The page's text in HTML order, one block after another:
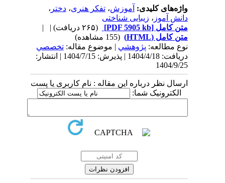
واژه‌های کلیدی:آموزش،تفکر هنری،دختر،
دانش آموز، زیبایی شناختی
متن کامل[PDF 5905 kb]
| |
متن کامل (HTML)
(155 مشاهده)
نوع مطالعه:پژوهشي| موضوع مقاله:تخصصي
دریافت: 1404/4/18 | پذیرش: 1404/7/15 | انتشار:
1404/9/25
ارسال نظر درباره این مقاله : نام کاربری یا پست
الکترونیک شما: